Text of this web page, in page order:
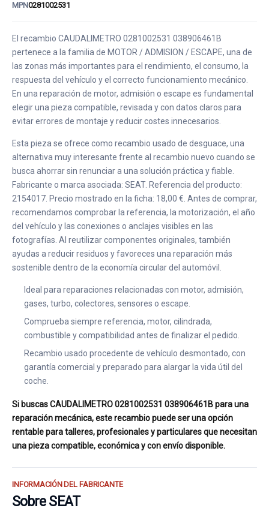
MPN0281002531
El recambio CAUDALIMETRO 0281002531 038906461B
pertenece a la familia de MOTOR / ADMISION / ESCAPE, una de
las zonas más importantes para el rendimiento, el consumo, la
respuesta del vehículo y el correcto funcionamiento mecánico.
En una reparación de motor, admisión o escape es fundamental
elegir una pieza compatible, revisada y con datos claros para
evitar errores de montaje y reducir costes innecesarios.
Esta pieza se ofrece como recambio usado de desguace, una
alternativa muy interesante frente al recambio nuevo cuando se
busca ahorrar sin renunciar a una solución práctica y fiable.
Fabricante o marca asociada: SEAT. Referencia del producto:
2154017. Precio mostrado en la ficha: 18,00 €. Antes de comprar,
recomendamos comprobar la referencia, la motorización, el año
del vehículo y las conexiones o anclajes visibles en las
fotografías. Al reutilizar componentes originales, también
ayudas a reducir residuos y favoreces una reparación más
sostenible dentro de la economía circular del automóvil.
Ideal para reparaciones relacionadas con motor, admisión,
gases, turbo, colectores, sensores o escape.
Comprueba siempre referencia, motor, cilindrada,
combustible y compatibilidad antes de finalizar el pedido.
Recambio usado procedente de vehículo desmontado, con
garantía comercial y preparado para alargar la vida útil del
coche.
Si buscas CAUDALIMETRO 0281002531 038906461B para una
reparación mecánica, este recambio puede ser una opción
rentable para talleres, profesionales y particulares que necesitan
una pieza compatible, económica y con envío disponible.
INFORMACIÓN DEL FABRICANTE
Sobre SEAT